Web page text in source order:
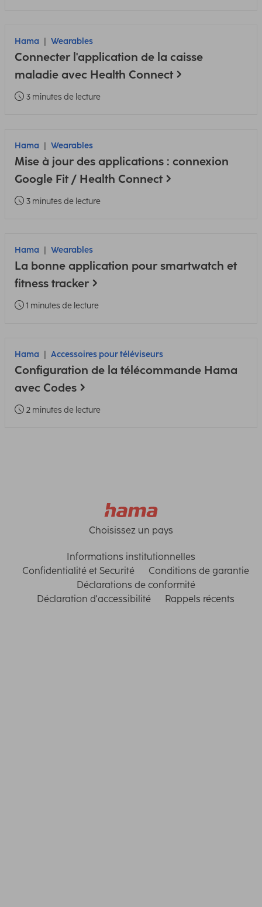
Hama Wearables
Connecter l'application de la caisse
maladie avec Health Connect
3 minutes de lecture
Hama Wearables
Mise à jour des applications : connexion
Google Fit / Health Connect
3 minutes de lecture
Hama Wearables
La bonne application pour smartwatch et
fitness tracker
1 minutes de lecture
Hama Accessoires pour téléviseurs
Configuration de la télécommande Hama
avec Codes
2 minutes de lecture
Choisissez un pays
Informations institutionnelles
Confidentialité et Securité
Conditions de garantie
Déclarations de conformité
Déclaration d'accessibilité
Rappels récents